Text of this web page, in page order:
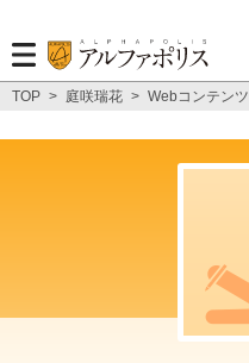
TOP > 庭咲瑞花 > Webコンテンツ